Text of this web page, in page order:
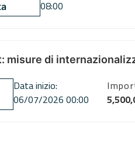
08:00
misure di
Data inizio:
06/07/2026 00:00